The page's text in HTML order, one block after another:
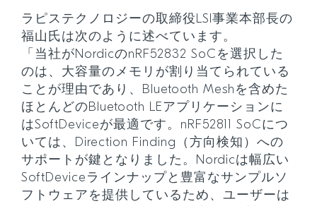
ラピステクノロジーの取締役LSI事業本部長の
福山氏は次のように述べています。
「当社がNordicのnRF52832 SoCを選択した
のは、大容量のメモリが割り当てられている
ことが理由であり、Bluetooth Meshを含めた
ほとんどのBluetooth LEアプリケーションに
はSoftDeviceが最適です。nRF52811 SoCにつ
いては、Direction Finding（方向検知）への
サポートが鍵となりました。Nordicは幅広い
SoftDeviceラインナップと豊富なサンプルソ
フトウェアを提供しているため、ユーザーは